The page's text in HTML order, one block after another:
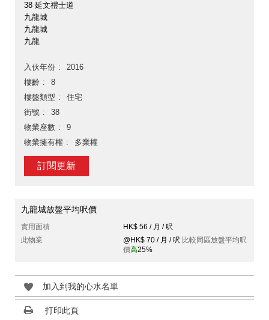
38 延文禮士道
九龍城
九龍城
九龍
入伙年份
2016
樓齡
8
樓盤類型
住宅
街號
38
物業座數
9
物業擁有權
多業權
訂閱更新
九龍城放盤平均呎價
實用面積
HK$ 56 / 月 / 呎
此物業
@HK$ 70 / 月 / 呎 比較同區放盤平均呎
價高25%
加入到我的心水名單
打印此頁